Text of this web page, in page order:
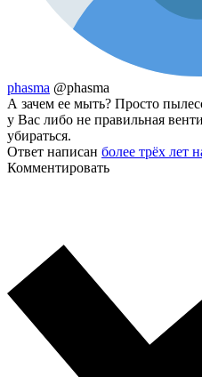
phasma @phasma
А зачем ее мыть? Просто
у Вас либо не правильная
убираться.
Ответ написан более трёх лет
Комментировать